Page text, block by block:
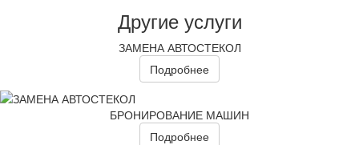
Другие услуги
ЗАМЕНА АВТОСТЕКОЛ
Подробнее
БРОНИРОВАНИЕ МАШИН
Подробнее